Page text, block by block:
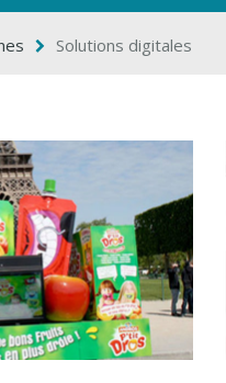
Solutions digitales